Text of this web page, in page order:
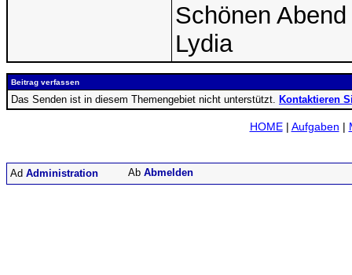
Schönen
Lydia
Beitrag verfassen
Das Senden ist in diesem Themengebiet nicht unterstützt. Kontaktieren
HOME| Aufgaben |
Administration Abmelden